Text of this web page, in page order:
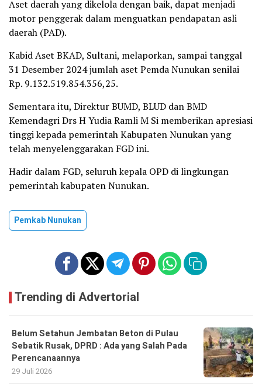
Aset daerah yang dikelola dengan baik, dapat menjadi
motor penggerak dalam menguatkan pendapatan asli
daerah (PAD).
Kabid Aset BKAD, Sultani, melaporkan, sampai tanggal
31 Desember 2024 jumlah aset Pemda Nunukan senilai
Rp. 9.132.519.854.356,25.
Sementara itu, Direktur BUMD, BLUD dan BMD
Kemendagri Drs H Yudia Ramli M Si memberikan apresiasi
tinggi kepada pemerintah Kabupaten Nunukan yang
telah menyelenggarakan FGD ini.
Hadir dalam FGD, seluruh kepala OPD di lingkungan
pemerintah kabupaten Nunukan.
Pemkab Nunukan
Trending di Advertorial
Belum Setahun Jembatan Beton di Pulau
Sebatik Rusak, DPRD : Ada yang Salah Pada
Perencanaannya
29 Juli 2026